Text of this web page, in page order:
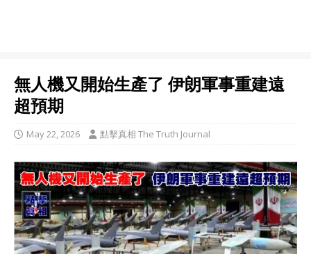
無人機又開始生產了 伊朗軍事重建遠
超預期
May 22, 2026 點擊真相 The Truth Journal